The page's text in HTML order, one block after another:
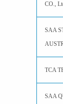
CO.,
SAA
TCA
SAA